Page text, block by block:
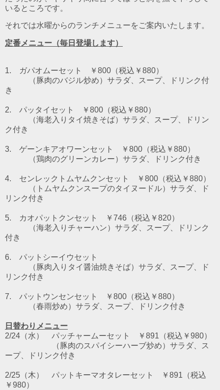
いるところです。
それでは水曜からのランチメニューをご案内いたします。
定番メニュー（毎日登場します）
1. ガパオムーセット ￥800（税込￥880）
（豚肉のバジル炒め） サラダ、スープ、ドリンク付
き
2. パッタイセット ￥800（税込￥880）
（海老入りタイ焼きそば） サラダ、スープ、ドリン
ク付き
3. ゲーンキアオワーンセット ￥800（税込￥880）
（鶏肉のグリーンカレー） サラダ、ドリンク付き
4. センレックトムヤムクンセット ￥800（税込￥880）
（トムヤムクンスープのタイヌードル） サラダ、ド
リンク付き
5. カオパットクンセット ￥746（税込￥820）
（海老入りチャーハン）サラダ、スープ、ドリンク
付き
6. パットシーイウセット
（豚肉入りタイ醤油焼きそば）サラダ、スープ、ド
リンク付き
7. パットウンセンセット
￥800（税込￥880）
（春雨炒め）サラダ、スープ、ドリンク付き
日替わりメニュー
2/24（水） パッチャームーセット ￥891（税込￥980）
（豚肉のスパイシーハーブ炒め）サラダ、ス
ープ、ドリンク付き
2/25（木） パットキーマオタレーセット ￥891（税込
￥980）